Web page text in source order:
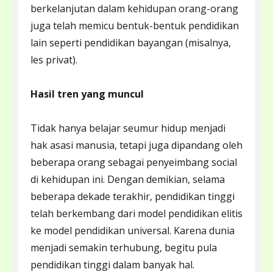
berkelanjutan dalam kehidupan orang-orang
juga telah memicu bentuk-bentuk pendidikan
lain seperti pendidikan bayangan (misalnya,
les privat).
Hasil tren yang muncul
Tidak hanya belajar seumur hidup menjadi
hak asasi manusia, tetapi juga dipandang oleh
beberapa orang sebagai penyeimbang social
di kehidupan ini. Dengan demikian, selama
beberapa dekade terakhir, pendidikan tinggi
telah berkembang dari model pendidikan elitis
ke model pendidikan universal. Karena dunia
menjadi semakin terhubung, begitu pula
pendidikan tinggi dalam banyak hal.